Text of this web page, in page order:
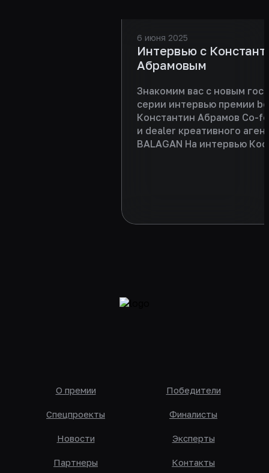
6 июня 2025
Интервью с
Абрамовым
Знакомим вас с новым
серии интервью премии
Константин Абрамов Co-
и dealer креативного
BALAGAN На интервью
открытых защитах, про
О премии
Спецпроекты
Новости
Партнеры
Победители
Финалисты
Эксперты
Контакты